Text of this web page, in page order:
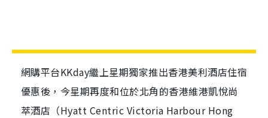
網購平台KKday繼上星期獨家推出香港美利酒店住宿
優惠後，今星期再度和位於北角的香港維港凱悅尚
萃酒店（Hyatt Centric Victoria Harbour Hong